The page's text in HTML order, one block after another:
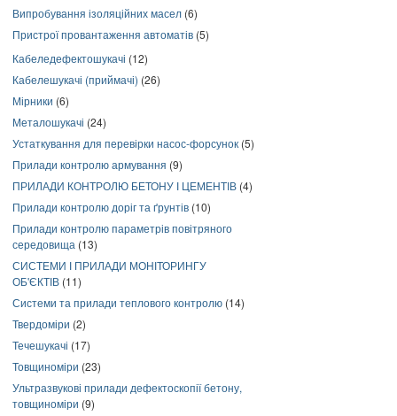
Випробування ізоляційних масел (6)
Пристрої провантаження автоматів (5)
Кабеледефектошукачі (12)
Кабелешукачі (приймачі) (26)
Мірники (6)
Металошукачі (24)
Устаткування для перевірки насос-форсунок (5)
Прилади контролю армування (9)
ПРИЛАДИ КОНТРОЛЮ БЕТОНУ І ЦЕМЕНТІВ (4)
Прилади контролю доріг та ґрунтів (10)
Прилади контролю параметрів повітряного
середовища (13)
СИСТЕМИ І ПРИЛАДИ МОНІТОРИНГУ
ОБ'ЄКТІВ (11)
Системи та прилади теплового контролю (14)
Твердоміри (2)
Течешукачі (17)
Товщиноміри (23)
Ультразвукові прилади дефектоскопії бетону,
товщиноміри (9)